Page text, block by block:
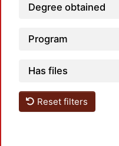
Degree obtained
Program
Has files
Reset filters